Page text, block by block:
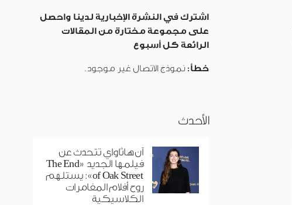
اشترك في النشرة الإخبارية لدينا واحصل
على مجموعة مختارة من المقالات
الرائعة كل أسبوع
خطأ: نموذج الاتصال غير موجود.
الأحدث
آن هاثاواي تتحدث عن
فيلمها الجديد «The End
of Oak Street»: يستلهم
روح أفلام المغامرات
الكلاسيكية